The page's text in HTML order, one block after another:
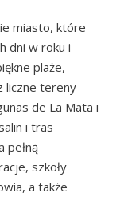
miasto, które
dni w roku i
plaże,
liczne tereny
de La Mata i
i tras
pełną
szkoły
a także